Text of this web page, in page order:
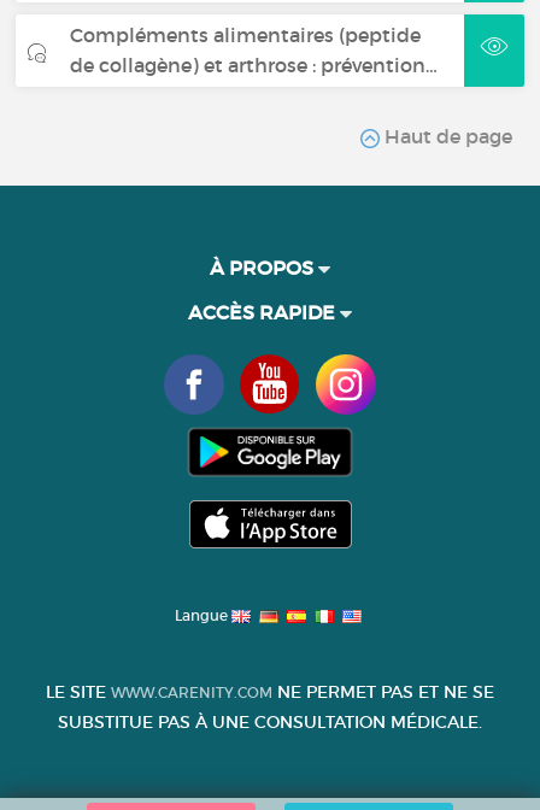
Compléments alimentaires (peptide
de collagène) et arthrose : prévention…
Haut de page
À PROPOS
ACCÈS RAPIDE
Langue
LE SITE WWW.CARENITY.COM NE PERMET PAS ET NE SE
SUBSTITUE PAS À UNE CONSULTATION MÉDICALE.